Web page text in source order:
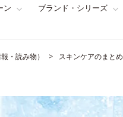
ン ブランド・シリーズ
・読み物） スキンケアのまとめ